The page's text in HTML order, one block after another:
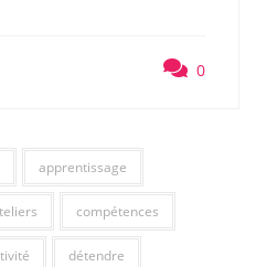
0
apprentissage
compétences
détendre